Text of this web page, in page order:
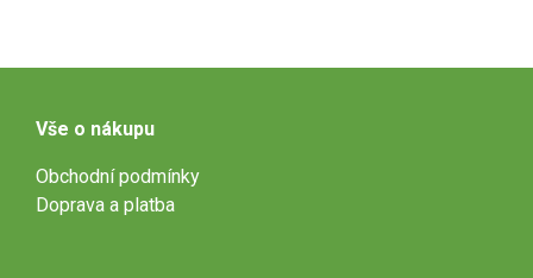
Vše o nákupu
Obchodní podmínky
Doprava a platba